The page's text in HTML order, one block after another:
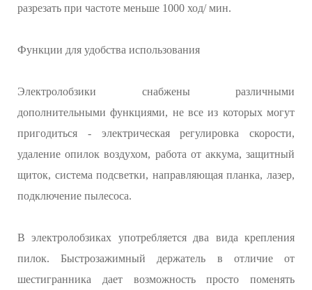
разрезать при частоте меньше 1000 ход/ мин.
Функции для удобства использования
Электролобзики снабжены различными
дополнительными функциями, не все из которых могут
пригодиться - электрическая регулировка скорости,
удаление опилок воздухом, работа от аккума, защитный
щиток, система подсветки, направляющая планка, лазер,
подключение пылесоса.
В электролобзиках употребляется два вида крепления
пилок. Быстрозажимный держатель в отличие от
шестигранника дает возможность просто поменять